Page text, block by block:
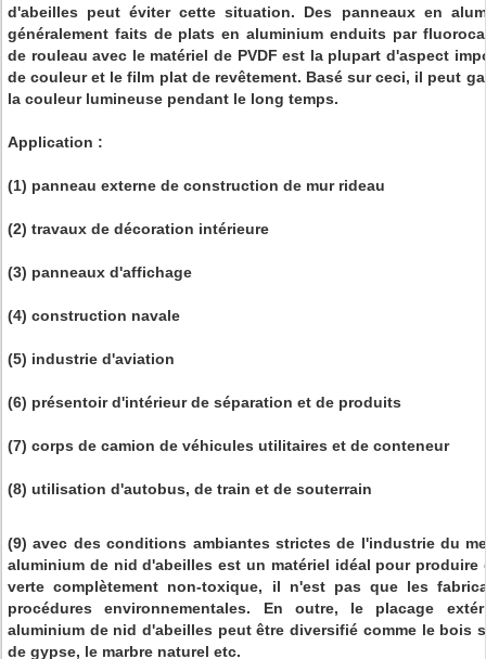
d'abeilles peut éviter cette situation. Des panneaux en
généralement faits de plats en aluminium enduits par
de rouleau avec le matériel de PVDF est la plupart d'aspect
de couleur et le film plat de revêtement. Basé sur ceci, il peut
la couleur lumineuse pendant le long temps.
Application :
(1) panneau externe de construction de mur rideau
(2) travaux de décoration intérieure
(3) panneaux d'affichage
(4) construction navale
(5) industrie d'aviation
(6) présentoir d'intérieur de séparation et de produits
(7) corps de camion de véhicules utilitaires et de conteneur
(8) utilisation d'autobus, de train et de souterrain
(9) avec des conditions ambiantes strictes de l'industrie du
aluminium de nid d'abeilles est un matériel idéal pour produire
verte complètement non-toxique, il n'est pas que les
procédures environnementales. En outre, le placage
aluminium de nid d'abeilles peut être diversifié comme le bois
de gypse, le marbre naturel etc.